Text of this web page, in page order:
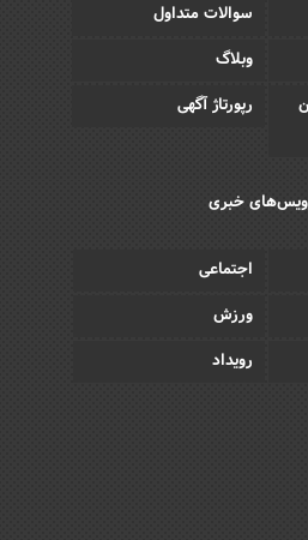
سوالات متداول
وبلاگ
رپورتاژ آگهی
خبری
اجتماعی
ورزش
رویداد